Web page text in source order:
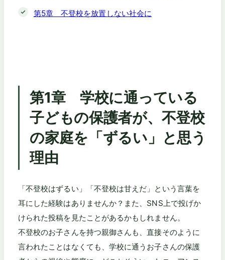
第5章 不登校を放置しない社会に
第1章 学校に通っている
子どもの保護者が、不登校
の家庭を「ずるい」と思う
理由
「不登校はずるい」「不登校は甘えだ」という言葉を
耳にした経験はありませんか？また、SNS上で投げか
けられた投稿を見たことがあるかもしれません。
不登校のお子さんを持つ親御さんも、直接そのように
言われたことはなくても、学校に通うお子さんの保護